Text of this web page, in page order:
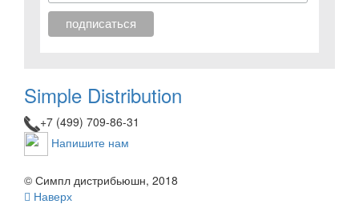
Simple Distribution
+7 (499) 709-86-31
Напишите нам
© Симпл дистрибьюшн, 2018
Наверх